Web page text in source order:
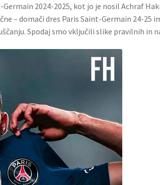
2024-2025, kot jo je nosil Achraf
– domači dres Paris Saint-Germain 24-25
Spodaj smo vključili slike pravilnih in